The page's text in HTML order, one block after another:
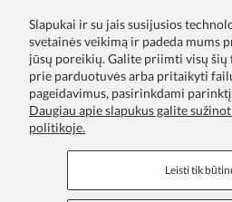
Slapukai ir su jais susijusios
svetainės veikimą ir padeda mums
jūsų poreikių. Galite priimti visų
prie parduotuvės arba pritaikyti
pageidavimus, pasirinkdami parinktį
Daugiau apie slapukus galite
politikoje.
Leisti tik